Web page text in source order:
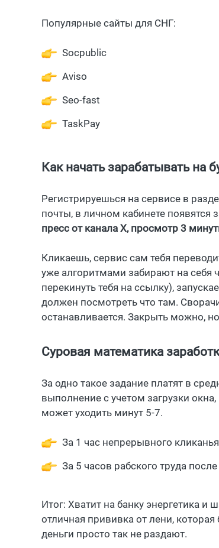
Популярные сайты для СНГ:
Socpublic
Aviso
Seo-fast
TaskPay
Как начать зарабатывать на
Регистрируешься на сервисе в
почты, в личном кабинете появятся
пресс от канала Х, просмотр 3
Кликаешь, сервис сам тебя
уже алгоритмами забирают на себя
перекинуть тебя на ссылку),
должен посмотреть что там.
останавливается. Закрыть можно, но
Суровая математика
За одно такое задание платят в
выполнение с учетом загрузки
может уходить минут 5-7.
За 1 час непрерывного
За 5 часов рабского труда
Итог: Хватит на банку энергетика и
отличная прививка от лени, которая
деньги просто так не раздают.